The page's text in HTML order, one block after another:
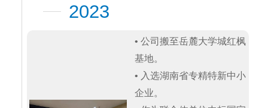
2023
• 公司搬至岳麓大学城红枫
基地。
• 入选湖南省专精特新中小
企业。